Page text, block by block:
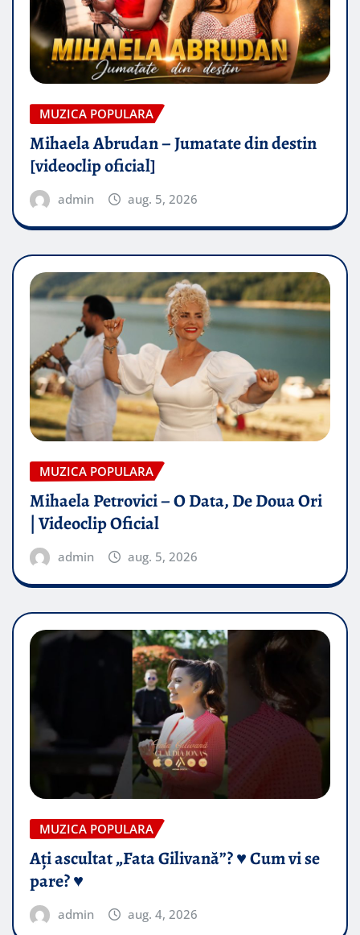
MUZICA POPULARA
Mihaela Abrudan – Jumatate din destin
[videoclip oficial]
admin aug. 5, 2026
MUZICA POPULARA
Mihaela Petrovici – O Data, De Doua Ori
| Videoclip Oficial
admin aug. 5, 2026
MUZICA POPULARA
Ați ascultat „Fata Gilivană”? ♥️ Cum vi se
pare? ♥️
admin aug. 4, 2026